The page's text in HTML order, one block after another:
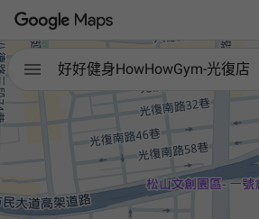
 好好健身HowHowGym-光復店